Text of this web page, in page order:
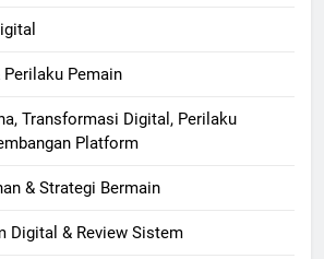
Pemain
Transformasi Digital, Perilaku
Platform
& Strategi Bermain
Digital & Review Sistem